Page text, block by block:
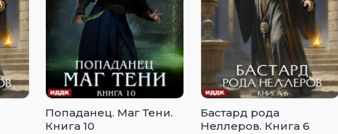
Попаданец. Маг Тени.
Книга 10
Бастард рода
Неллеров. Книга 6